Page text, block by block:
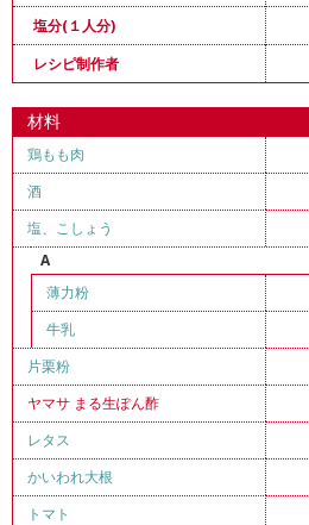
塩分(１人分)
レシピ制作者
材料
鶏もも肉
酒
塩、 こしょう
A
薄力粉
牛乳
片栗粉
ヤマサ まる生ぽん酢
レタス
かいわれ大根
トマト